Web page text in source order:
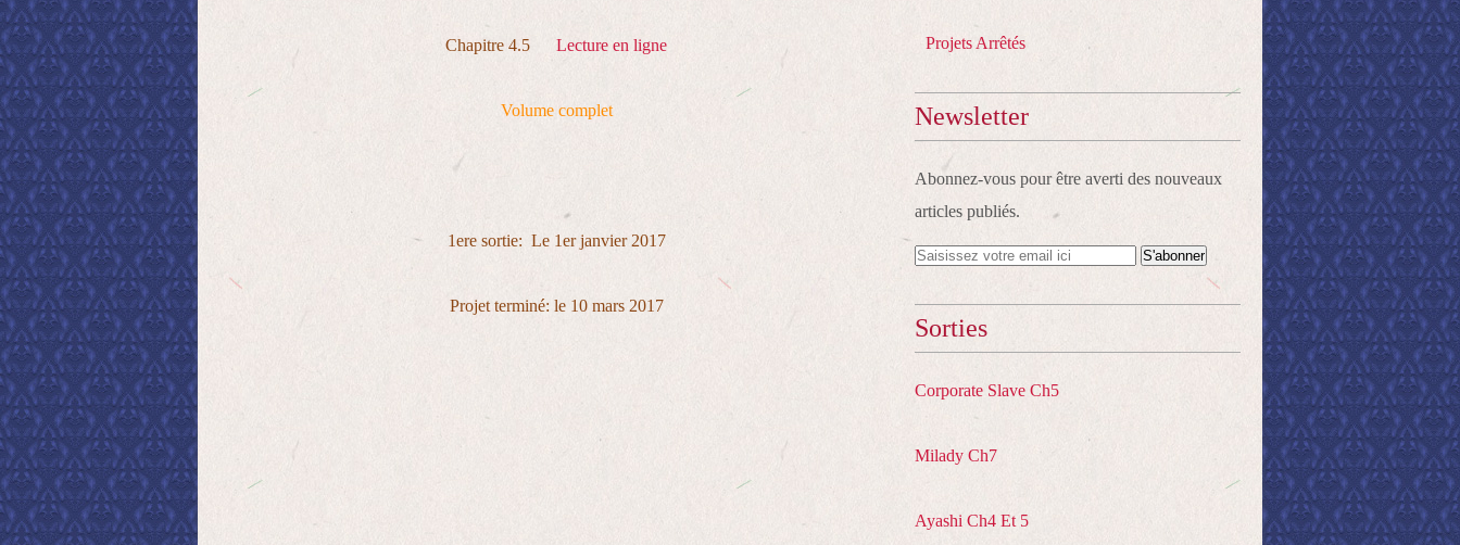
Chapitre 4.5 Lecture en ligne
Volume complet
1ere sortie: Le 1er janvier 2017
Projet terminé: le 10 mars 2017
Projets Arrêtés
Newsletter
Abonnez-vous pour être averti des nouveaux
articles publiés.
Sorties
Corporate Slave Ch5
Milady Ch7
Ayashi Ch4 Et 5